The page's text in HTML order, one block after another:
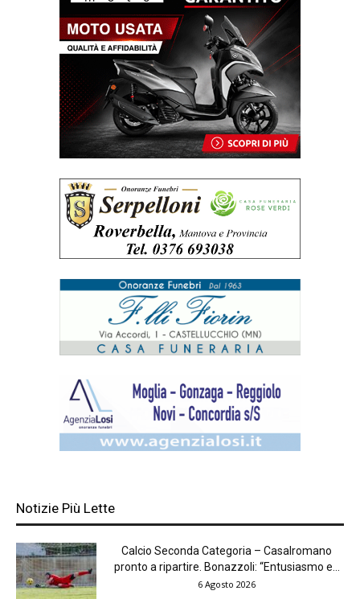
Notizie Più Lette
Calcio Seconda Categoria – Casalromano
pronto a ripartire. Bonazzoli: “Entusiasmo e...
6 Agosto 2026